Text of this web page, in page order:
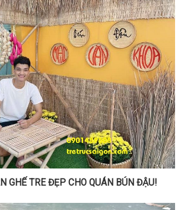
GHẾ TRE ĐẸP CHO QUÁN BÚN ĐẬU!